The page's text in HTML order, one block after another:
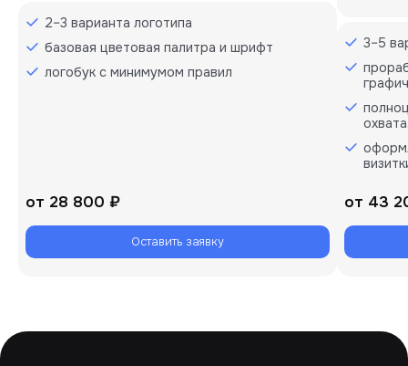
2–3 варианта логотипа
базовая цветовая палитра и шрифт
логобук с минимумом правил
от 28 800 ₽
Оставить заявку
3–5
от 43